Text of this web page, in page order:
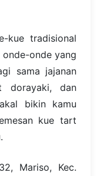
kue tradisional
onde yang
sama jajanan
dorayaki, dan
bikin kamu
kue tart
Mariso, Kec.